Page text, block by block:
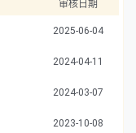
审核日期
2025-06-04
2024-04-11
2024-03-07
2023-10-08